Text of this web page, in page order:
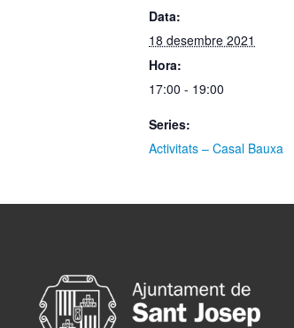
Data:
18 desembre 2021
Hora:
17:00 - 19:00
Series:
Activitats – Casal Bauxa